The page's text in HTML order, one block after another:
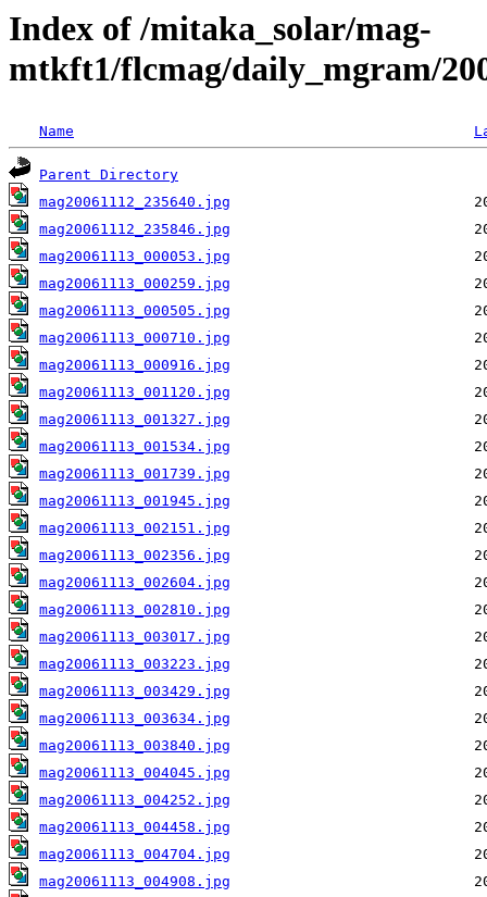
Index of /mitaka_solar/mag-
mtkft1/flcmag/daily_mgram/
Name
Parent Directory
mag20061112_235640.jpg
mag20061112_235846.jpg
mag20061113_000053.jpg
mag20061113_000259.jpg
mag20061113_000505.jpg
mag20061113_000710.jpg
mag20061113_000916.jpg
mag20061113_001120.jpg
mag20061113_001327.jpg
mag20061113_001534.jpg
mag20061113_001739.jpg
mag20061113_001945.jpg
mag20061113_002151.jpg
mag20061113_002356.jpg
mag20061113_002604.jpg
mag20061113_002810.jpg
mag20061113_003017.jpg
mag20061113_003223.jpg
mag20061113_003429.jpg
mag20061113_003634.jpg
mag20061113_003840.jpg
mag20061113_004045.jpg
mag20061113_004252.jpg
mag20061113_004458.jpg
mag20061113_004704.jpg
mag20061113_004908.jpg